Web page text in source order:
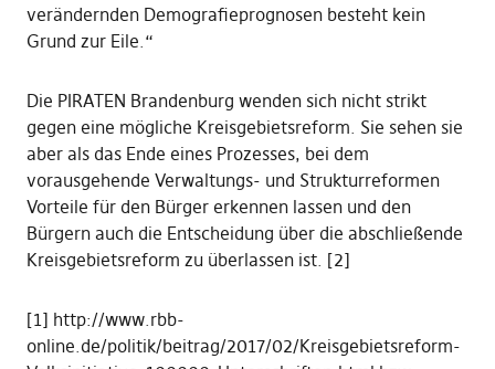
verändernden Demografieprognosen besteht kein
Grund zur Eile.“
Die PIRATEN Brandenburg wenden sich nicht strikt
gegen eine mögliche Kreisgebietsreform. Sie sehen sie
aber als das Ende eines Prozesses, bei dem
vorausgehende Verwaltungs- und Strukturreformen
Vorteile für den Bürger erkennen lassen und den
Bürgern auch die Entscheidung über die abschließende
Kreisgebietsreform zu überlassen ist. [2]
[1] http://www.rbb-
online.de/politik/beitrag/2017/02/Kreisgebietsreform-